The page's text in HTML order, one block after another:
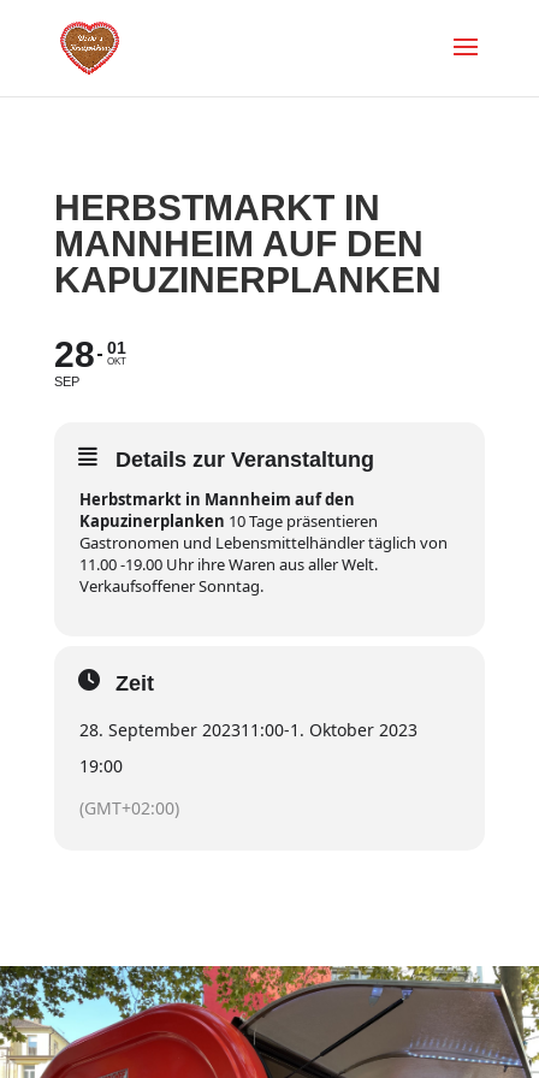
HERBSTMARKT IN
MANNHEIM AUF DEN
KAPUZINERPLANKEN
28
SEP
01
OKT
Details zur Veranstaltung
Herbstmarkt in Mannheim auf den
Kapuzinerplanken 10 Tage präsentieren
Gastronomen und Lebensmittelhändler täglich von
11.00 -19.00 Uhr ihre Waren aus aller Welt.
Verkaufsoffener Sonntag.
Zeit
28. September 202311:00-1. Oktober 2023
19:00
(GMT+02:00)
Kontakt